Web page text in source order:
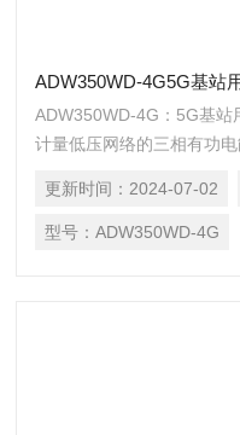
ADW350WD-4G5G基站
ADW350WD-4G：5G基站
计量低压网络的三相有功
Lora、2G、NB、4G 等无
流采样模 式，从而方便用
更新时间： 2024-07-02
型号：ADW350WD-4G